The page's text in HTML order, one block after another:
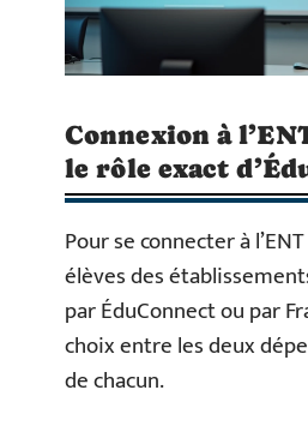
Connexion à
le rôle exact
Pour se connecter à
élèves des
par ÉduConnect ou par
choix entre les deux
de chacun.